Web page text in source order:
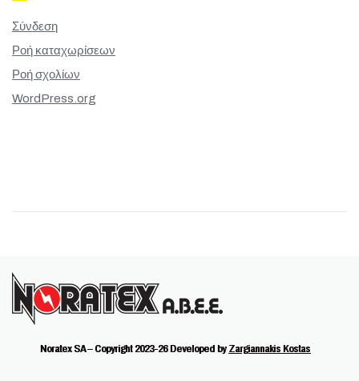
Σύνδεση
Ροή καταχωρίσεων
Ροή σχολίων
WordPress.org
Noratex SA – Copyright 2023-26 Developed byZargiannakis Kostas